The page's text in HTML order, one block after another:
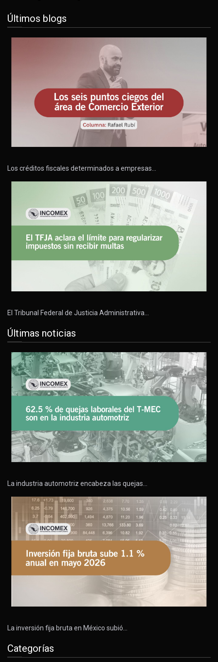
Últimos blogs
Los créditos fiscales determinados a empresas…
El Tribunal Federal de Justicia Administrativa…
Últimas noticias
La industria automotriz encabeza las quejas…
La inversión fija bruta en México subió…
Categorías